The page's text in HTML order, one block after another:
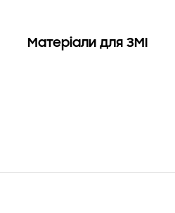
Матеріали для ЗМІ